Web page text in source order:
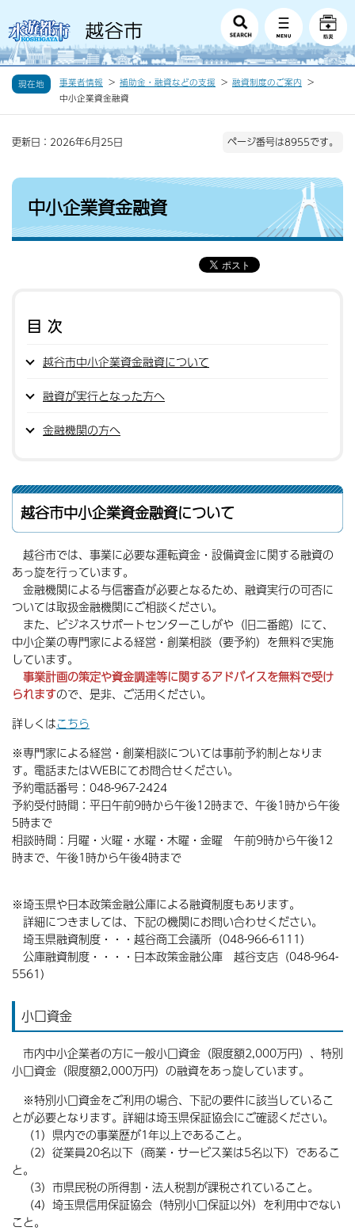
現在地 事業者情報 補助金・融資などの支援
融資制度のご案内
中小企業資金融資
更新日：2026年6月25日 ページ番号は8955です。
中小企業資金融資
目次
越谷市中小企業資金融資について
融資が実行となった方へ
金融機関の方へ
越谷市中小企業資金融資について
越谷市では、事業に必要な運転資金・設備資金に関する融資の
あっ旋を行っています。
金融機関による与信審査が必要となるため、融資実行の可否に
ついては取扱金融機関にご相談ください。
また、ビジネスサポートセンターこしがや（旧二番館）にて、
中小企業の専門家による経営・創業相談（要予約）を無料で実施
しています。
事業計画の策定や資金調達等に関するアドバイスを無料で受け
られますので、是非、ご活用ください。
詳しくはこちら
※専門家による経営・創業相談については事前予約制となりま
す。電話またはWEBにてお問合せください。
予約電話番号：048-967-2424
予約受付時間：平日午前9時から午後12時まで、午後1時から午後
5時まで
相談時間：月曜・火曜・水曜・木曜・金曜 午前9時から午後12
時まで、午後1時から午後4時まで
※埼玉県や日本政策金融公庫による融資制度もあります。
詳細につきましては、下記の機関にお問い合わせください。
埼玉県融資制度・・・越谷商工会議所（048-966-6111）
公庫融資制度・・・・日本政策金融公庫 越谷支店（048-964-
5561）
小口資金
市内中小企業者の方に一般小口資金（限度額2,000万円）、特別
小口資金（限度額2,000万円）の融資をあっ旋しています。
※特別小口資金をご利用の場合、下記の要件に該当しているこ
とが必要となります。詳細は埼玉県保証協会にご確認ください。
（1）県内での事業歴が1年以上であること。
（2）従業員20名以下（商業・サービス業は5名以下）であるこ
と。
（3）市県民税の所得割・法人税割が課税されていること。
（4）埼玉県信用保証協会（特別小口保証以外）を利用中でない
こと。